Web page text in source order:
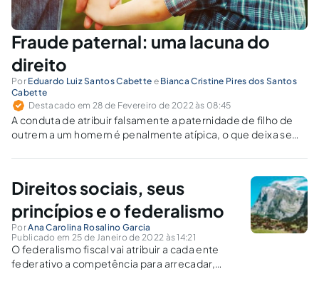
Fraude paternal: uma lacuna do
direito
Por Eduardo Luiz Santos Cabette e Bianca Cristine Pires dos Santos
Cabette
Destacado em 28 de Fevereiro de 2022 às 08:45
A conduta de atribuir falsamente a paternidade de filho de
outrem a um homem é penalmente atípica, o que deixa sem
Direitos sociais, seus
princípios e o federalismo
PorAna Carolina Rosalino Garcia
Publicado em 25 de Janeiro de 2022 às 14:21
O federalismo fiscal vai atribuir a cada ente
federativo a competência para arrecadar,